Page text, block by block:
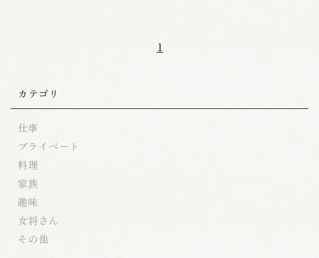
1
カテゴリ
仕事
プライベート
料理
家族
趣味
女将さん
その他